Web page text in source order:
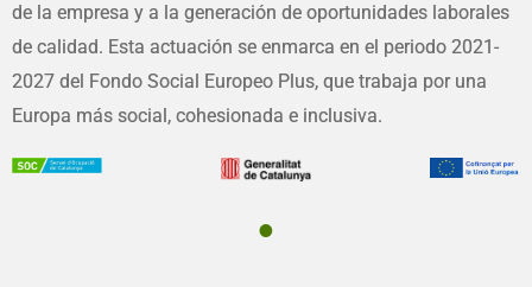
de la empresa y a la generación de oportunidades laborales
de calidad. Esta actuación se enmarca en el periodo 2021-
2027 del Fondo Social Europeo Plus, que trabaja por una
Europa más social, cohesionada e inclusiva.
1